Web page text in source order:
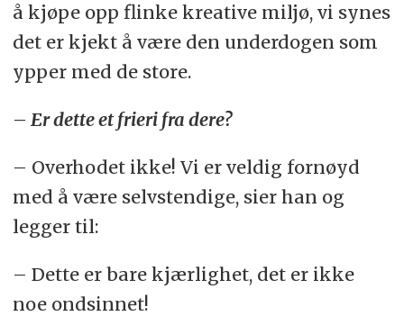
å kjøpe opp flinke kreative miljø, vi synes
det er kjekt å være den underdogen som
ypper med de store.
– Er dette et frieri fra dere?
– Overhodet ikke! Vi er veldig fornøyd
med å være selvstendige, sier han og
legger til:
– Dette er bare kjærlighet, det er ikke
noe ondsinnet!